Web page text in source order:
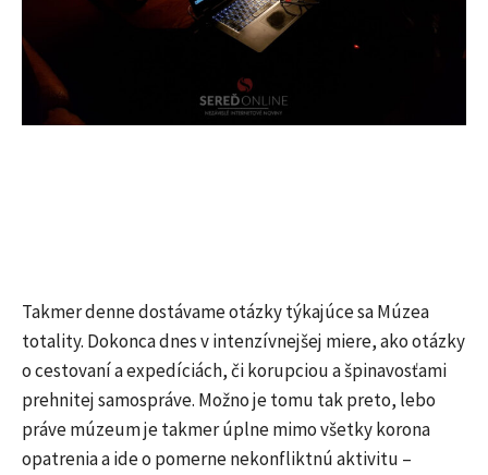
Takmer denne dostávame otázky týkajúce sa Múzea
totality. Dokonca dnes v intenzívnejšej miere, ako otázky
o cestovaní a expedíciách, či korupciou a špinavosťami
prehnitej samospráve. Možno je tomu tak preto, lebo
práve múzeum je takmer úplne mimo všetky korona
opatrenia a ide o pomerne nekonfliktnú aktivitu –